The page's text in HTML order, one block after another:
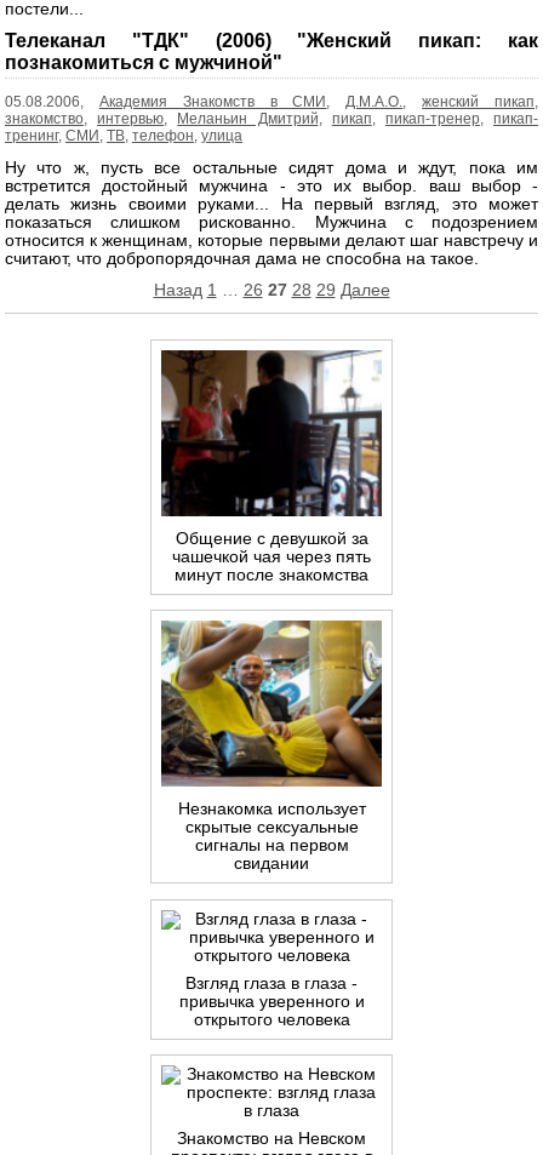
постели...
Телеканал "ТДК" (2006) "Женский пикап: как
познакомиться с мужчиной"
05.08.2006, Академия Знакомств в СМИ,Д.М.А.О.,женский пикап,
знакомство,интервью, Меланьин Дмитрий, пикап, пикап-тренер,пикап-
тренинг, СМИ, ТВ, телефон, улица
Ну что ж, пусть все остальные сидят дома и ждут, пока им
встретится достойный мужчина - это их выбор. ваш выбор -
делать жизнь своими руками... На первый взгляд, это может
показаться слишком рискованно. Мужчина с подозрением
относится к женщинам, которые первыми делают шаг навстречу и
считают, что добропорядочная дама не способна на такое.
записей
Назад 1 … 26 27 28 29 Далее
Общение с девушкой за
чашечкой чая через пять
минут после знакомства
Незнакомка использует
скрытые сексуальные
сигналы на первом
свидании
Взгляд глаза в глаза -
привычка уверенного и
открытого человека
Знакомство на Невском